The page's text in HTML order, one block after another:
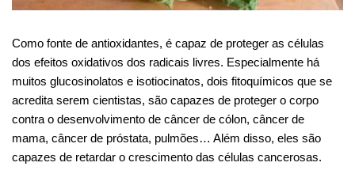
Como fonte de antioxidantes, é capaz de proteger as células
dos efeitos oxidativos dos radicais livres. Especialmente há
muitos glucosinolatos e isotiocinatos, dois fitoquímicos que se
acredita serem cientistas, são capazes de proteger o corpo
contra o desenvolvimento de câncer de cólon, câncer de
mama, câncer de próstata, pulmões… Além disso, eles são
capazes de retardar o crescimento das células cancerosas.